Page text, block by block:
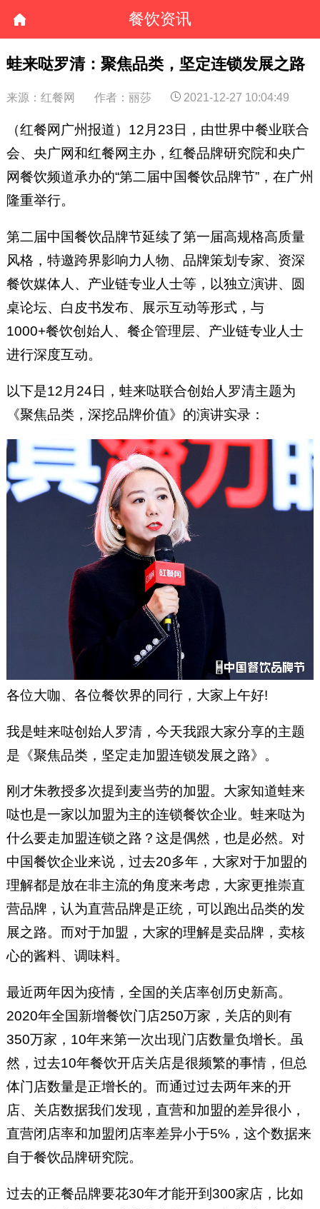
餐饮资讯
蛙来哒罗清：聚焦品类，坚定连锁发展之路
来源：红餐网 作者：丽莎 2021-12-27 10:04:49
（红餐网广州报道）12月23日，由世界中餐业联合
会、央广网和红餐网主办，红餐品牌研究院和央广
网餐饮频道承办的“第二届中国餐饮品牌节”，在广州
隆重举行。
第二届中国餐饮品牌节延续了第一届高规格高质量
风格，特邀跨界影响力人物、品牌策划专家、资深
餐饮媒体人、产业链专业人士等，以独立演讲、圆
桌论坛、白皮书发布、展示互动等形式，与
1000+餐饮创始人、餐企管理层、产业链专业人士
进行深度互动。
以下是12月24日，蛙来哒联合创始人罗清主题为
《聚焦品类，深挖品牌价值》的演讲实录：
各位大咖、各位餐饮界的同行，大家上午好!
我是蛙来哒创始人罗清，今天我跟大家分享的主题
是《聚焦品类，坚定走加盟连锁发展之路》。
刚才朱教授多次提到麦当劳的加盟。大家知道蛙来
哒也是一家以加盟为主的连锁餐饮企业。蛙来哒为
什么要走加盟连锁之路？这是偶然，也是必然。对
中国餐饮企业来说，过去20多年，大家对于加盟的
理解都是放在非主流的角度来考虑，大家更推崇直
营品牌，认为直营品牌是正统，可以跑出品类的发
展之路。而对于加盟，大家的理解是卖品牌，卖核
心的酱料、调味料。
最近两年因为疫情，全国的关店率创历史新高。
2020年全国新增餐饮门店250万家，关店的则有
350万家，10年来第一次出现门店数量负增长。虽
然，过去10年餐饮开店关店是很频繁的事情，但总
体门店数量是正增长的。而通过过去两年来的开
店、关店数据我们发现，直营和加盟的差异很小，
直营闭店率和加盟闭店率差异小于5%，这个数据来
自于餐饮品牌研究院。
过去的正餐品牌要花30年才能开到300家店，比如